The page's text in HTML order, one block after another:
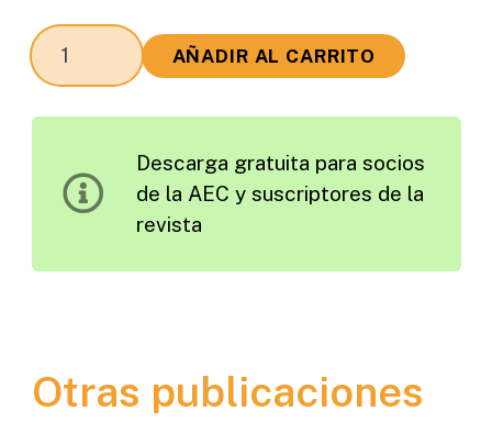
Calidad
Ante
AÑADIR AL CARRITO
Descarga gratuita para socios
de la AEC y suscriptores de la
revista
Otras publicaciones